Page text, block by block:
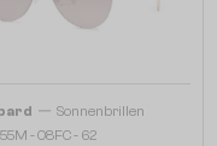
— Sonnenbrillen
- 08FC - 62